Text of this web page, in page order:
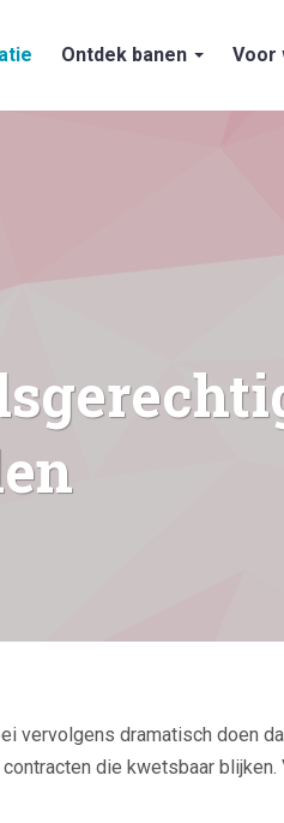
Ontdek banen Voor
vervolgens dramatisch doen
die kwetsbaar blijken.